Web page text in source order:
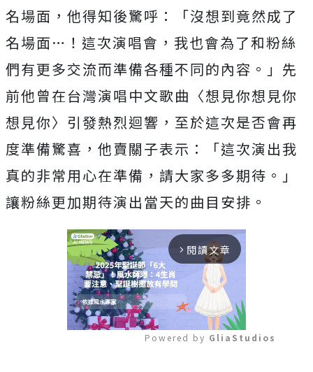
名場面，他得知後驚呼：「沒想到竟然成了
名場面…！這次演唱會， 我也會為了和粉絲
們有更多交流而準備各種不同的內容。」 先
前他曾在台灣演唱中文歌曲〈想見你想見你
想見你〉 引發熱烈迴響，至於這次是否會再
度準備驚喜，他賣關子表示：「這次演出我
真的非常用心在準備，請大家多多期待。」
讓粉絲更加期待演出當天的曲目安排。
arrow_forward_ios 閱讀文章
Powered by GliaStudios